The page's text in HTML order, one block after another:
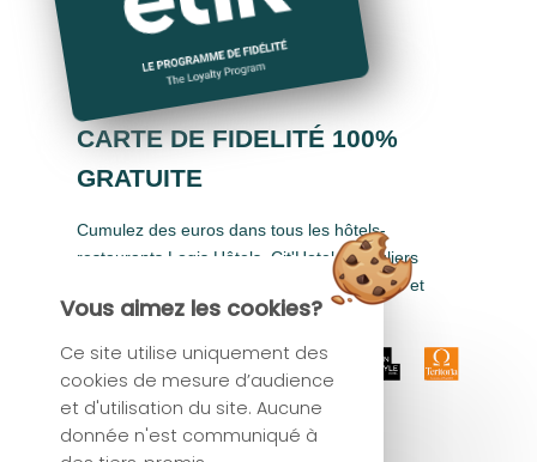
CARTE DE FIDELITÉ 100%
GRATUITE
Cumulez des euros dans tous les hôtels-
restaurants Logis Hôtels, Cit'Hotel, Singuliers
Hôtels, Demeures & Châteaux, Urban Style et
Auberge de Pays.
Vous aimez les cookies?
Ce site utilise uniquement des
cookies de mesure d’audience
et d'utilisation du site. Aucune
donnée n'est communiqué à